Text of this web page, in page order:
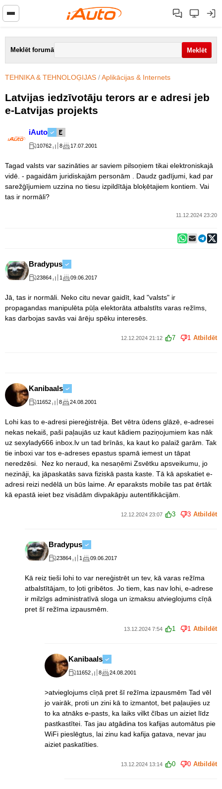
Meklēt forumā
TEHNIKA & TEHNOLOĢIJAS /Aplikācijas & Internets
Latvijas iedzīvotāju terors ar e adresi jeb
e-Latvijas projekts
iAuto
10762 8 17.07.2001
Tagad valsts var sazināties ar saviem pilsoņiem tikai elektroniskajā
vidē. - pagaidām juridiskajām personām . Daudz gadījumi, kad par
sarežģījumiem uzzina no tiesu izpildītāja bloķētajiem kontiem. Vai
tas ir normāli?
11.12.2024 23:20
Bradypus
23864 1 09.06.2017
Jā, tas ir normāli. Neko citu nevar gaidīt, kad "valsts" ir
propagandas manipulēta pūļa elektorāta atbalstīts varas režīms,
kas darbojas savās vai ārēju spēku interesēs.
12.12.2024 21:12 7 1 Atbildēt
Kanibaals
11652 8 24.08.2001
Lohi kas to e-adresi piereģistrēja. Bet vētra ūdens glāzē, e-adresei
nekas nekaiš, paši paļaujās uz kaut kādiem paziņojumiem kas nāk
uz sexylady666 inbox.lv un tad brīnās, ka kaut ko palaiž garām. Tak
tie inboxi var tos e-adreses epastus spamā iemest un tāpat
neredzēsi. Nez ko neraud, ka nesaņēmi Zsvētku apsveikumu, jo
nezināji, ka jāpaskatās sava fiziskā pasta kaste. Tā kā apskatiet e-
adresi reizi nedēlā un būs laime. Ar eparaksts mobile tas pat ērtāk
kā epastā ieiet bez visādām divpakāpju autentifikācijām.
12.12.2024 23:07 3 3 Atbildēt
Bradypus
23864 1 09.06.2017
Kā reiz tieši lohi to var nereģistrēt un tev, kā varas režīma
atbalstītājam, to ļoti gribētos. Jo tiem, kas nav lohi, e-adrese
ir milzīgs administratīvā sloga un izmaksu atvieglojums cīņā
pret šī režīma izpausmēm.
13.12.2024 7:54 1 1 Atbildēt
Kanibaals
11652 8 24.08.2001
>atvieglojums cīņā pret šī režīma izpausmēm Tad vēl
jo vairāk, proti un zini kā to izmantot, bet paļaujies uz
to ka atnāks e-pasts, ka laiks vilkt čības un aiziet līdz
pastkastītei. Tas jau atgādina tos kafijas automātus pie
WiFi pieslēgtus, lai zinu kad kafija gatava, nevar jau
aiziet paskatīties.
13.12.2024 13:14 0 0 Atbildēt